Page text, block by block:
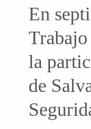
En
la
de